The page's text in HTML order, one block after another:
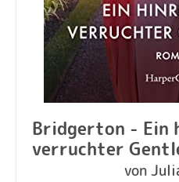
Bridgerton - Ein
verruchter
von